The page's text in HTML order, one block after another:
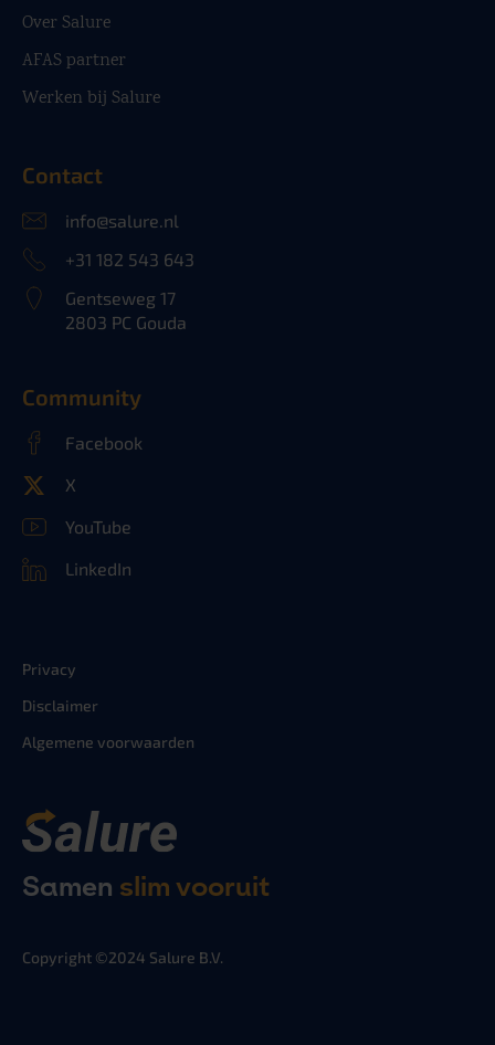
Over Salure
AFAS partner
Werken bij Salure
Contact
info@salure.nl
+31 182 543 643
Gentseweg 17
2803 PC Gouda
Community
Facebook
X
YouTube
LinkedIn
Privacy
Disclaimer
Algemene voorwaarden
Copyright ©2024 Salure B.V.
Samen slim vooruit